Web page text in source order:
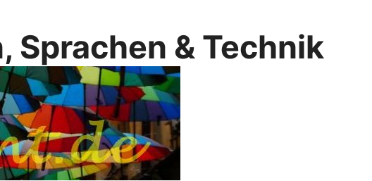
Sprachen & Technik